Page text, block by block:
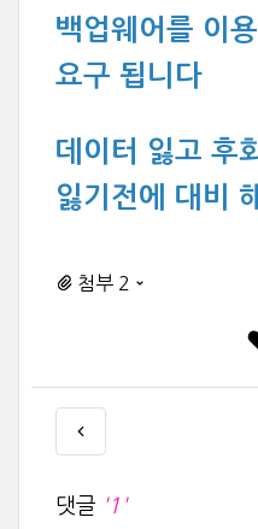
백업웨어를 이
요구 됩니다
데이터 잃고 후
잃기전에 대비
첨부 2
댓글 '1'